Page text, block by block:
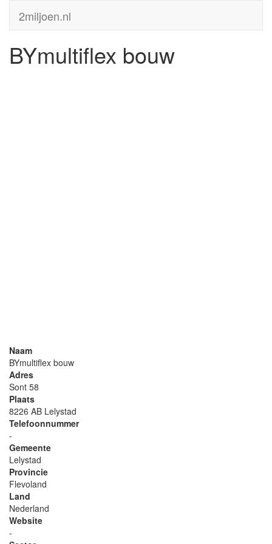
2miljoen.nl
BYmultiflex bouw
Naam
BYmultiflex bouw
Adres
Sont 58
Plaats
8226 AB Lelystad
Telefoonnummer
-
Gemeente
Lelystad
Provincie
Flevoland
Land
Nederland
Website
-